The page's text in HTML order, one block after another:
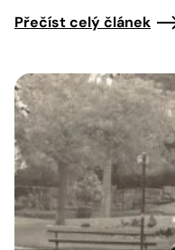
Přečíst celý článek